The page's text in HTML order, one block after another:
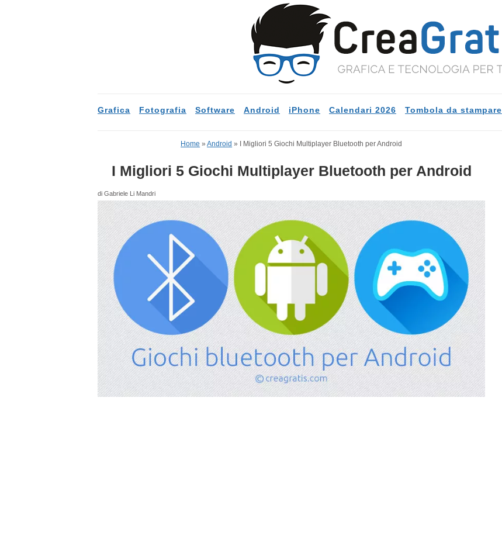
Grafica Fotografia Software Android iPhone Calendari 2026 Tombola da stampare
Home »Android » I Migliori 5 Giochi Multiplayer Bluetooth per Android
I Migliori 5 Giochi Multiplayer Bluetooth per Android
di Gabriele Li Mandri